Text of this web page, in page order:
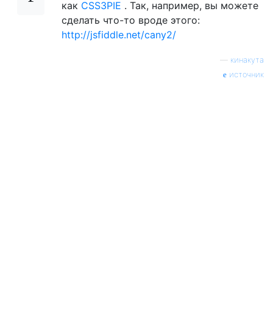
как CSS3PIE . Так, например, вы можете
сделать что-то вроде этого:
http://jsfiddle.net/cany2/
кинакута
источник